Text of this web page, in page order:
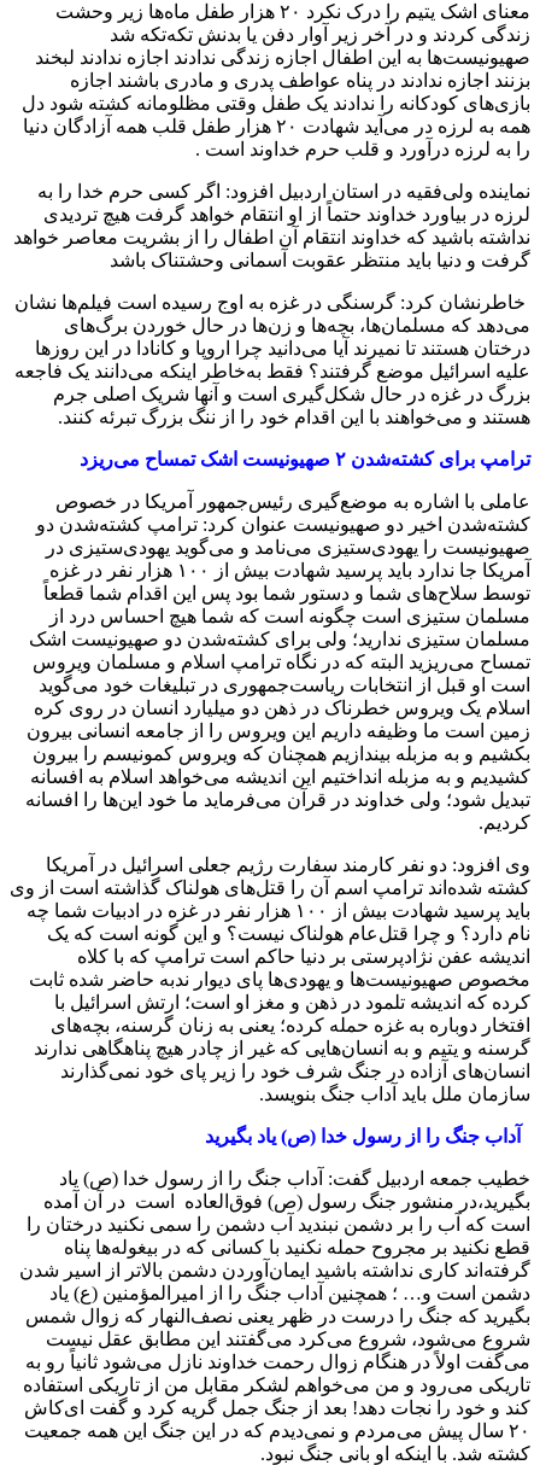
معنای اشک یتیم را درک نکرد ۲۰ هزار طفل ماه‌ها زیر وحشت
زندگی کردند و در آخر زیر آوار دفن یا بدنش تکه‌تکه شد
صهیونیست‌ها به این اطفال اجازه زندگی ندادند اجازه ندادند لبخند
بزنند اجازه ندادند در پناه عواطف پدری و مادری باشند اجازه
بازی‌های کودکانه را ندادند یک طفل وقتی مظلومانه کشته شود دل
همه به لرزه در می‌آید شهادت ۲۰ هزار طفل قلب همه آزادگان دنیا
را به لرزه درآورد و قلب حرم خداوند است .
نماینده ولی‌فقیه در استان اردبیل افزود: اگر کسی حرم خدا را به
لرزه در بیاورد خداوند حتماً از او انتقام خواهد گرفت هیچ تردیدی
نداشته باشید که خداوند انتقام آن اطفال را از بشریت معاصر خواهد
گرفت و دنیا باید منتظر عقوبت آسمانی وحشتناک باشد
خاطرنشان کرد: گرسنگی در غزه به اوج رسیده است فیلم‌ها نشان
می‌دهد که مسلمان‌ها، بچه‌ها و زن‌ها در حال خوردن برگ‌های
درختان هستند تا نمیرند آیا می‌دانید چرا اروپا و کانادا در این روزها
علیه اسرائیل موضع گرفتند؟ فقط به‌خاطر اینکه می‌دانند یک فاجعه
بزرگ در غزه در حال شکل‌گیری است و آنها شریک اصلی جرم
هستند و می‌خواهند با این اقدام خود را از ننگ بزرگ تبرئه کنند.
ترامپ برای کشته‌شدن ۲ صهیونیست اشک تمساح می‌ریزد
عاملی با اشاره به موضع‌گیری رئیس‌جمهور آمریکا در خصوص
کشته‌شدن اخیر دو صهیونیست عنوان کرد: ترامپ کشته‌شدن دو
صهیونیست را یهودی‌ستیزی می‌نامد و می‌گوید یهودی‌ستیزی در
آمریکا جا ندارد باید پرسید شهادت بیش از ۱۰۰ هزار نفر در غزه
توسط سلاح‌های شما و دستور شما بود پس این اقدام شما قطعاً
مسلمان ستیزی است چگونه است که شما هیچ احساس درد از
مسلمان ستیزی ندارید؛ ولی برای کشته‌شدن دو صهیونیست اشک
تمساح می‌ریزید البته که در نگاه ترامپ اسلام و مسلمان ویروس
است او قبل از انتخابات ریاست‌جمهوری در تبلیغات خود می‌گوید
اسلام یک ویروس خطرناک در ذهن دو میلیارد انسان در روی کره
زمین است ما وظیفه داریم این ویروس را از جامعه انسانی بیرون
بکشیم و به مزبله بیندازیم همچنان که ویروس کمونیسم را بیرون
کشیدیم و به مزبله انداختیم این اندیشه می‌خواهد اسلام به افسانه
تبدیل شود؛ ولی خداوند در قرآن می‌فرماید ما خود این‌ها را افسانه
کردیم.
وی افزود: دو نفر کارمند سفارت رژیم جعلی اسرائیل در آمریکا
کشته شده‌اند ترامپ اسم آن را قتل‌های هولناک گذاشته است از وی
باید پرسید شهادت بیش از ۱۰۰ هزار نفر در غزه در ادبیات شما چه
نام دارد؟ و چرا قتل‌عام هولناک نیست؟ و این گونه است که یک
اندیشه عفن نژادپرستی بر دنیا حاکم است ترامپ که با کلاه
مخصوص صهیونیست‌ها و یهودی‌ها پای دیوار ندبه حاضر شده ثابت
کرده که اندیشه تلمود در ذهن و مغز او است؛ ارتش اسرائیل با
افتخار دوباره به غزه حمله کرده؛ یعنی به زنان گرسنه، بچه‌های
گرسنه و یتیم و به انسان‌هایی که غیر از چادر هیچ پناهگاهی ندارند
انسان‌های آزاده در جنگ شرف خود را زیر پای خود نمی‌گذارند
سازمان ملل باید آداب جنگ بنویسد.
آداب جنگ را از رسول خدا (ص) یاد بگیرید
خطیب جمعه اردبیل گفت: آداب جنگ را از رسول خدا (ص) یاد
بگیرید،در منشور جنگ رسول (ص) فوق‌العاده است در آن آمده
است که آب را بر دشمن نبندید آب دشمن را سمی نکنید درختان را
قطع نکنید بر مجروح حمله نکنید با کسانی که در بیغوله‌ها پناه
گرفته‌اند کاری نداشته باشید ایمان‌آوردن دشمن بالاتر از اسیر شدن
دشمن است و… ؛ همچنین آداب جنگ را از امیرالمؤمنین (ع) یاد
بگیرید که جنگ را درست در ظهر یعنی نصف‌النهار که زوال شمس
شروع می‌شود، شروع می‌کرد می‌گفتند این مطابق عقل نیست
می‌گفت اولاً در هنگام زوال رحمت خداوند نازل می‌شود ثانیاً رو به
تاریکی می‌رود و من می‌خواهم لشکر مقابل من از تاریکی استفاده
کند و خود را نجات دهد! بعد از جنگ جمل گریه کرد و گفت ای‌کاش
۲۰ سال پیش می‌مردم و نمی‌دیدم که در این جنگ این همه جمعیت
کشته شد. با اینکه او بانی جنگ نبود.